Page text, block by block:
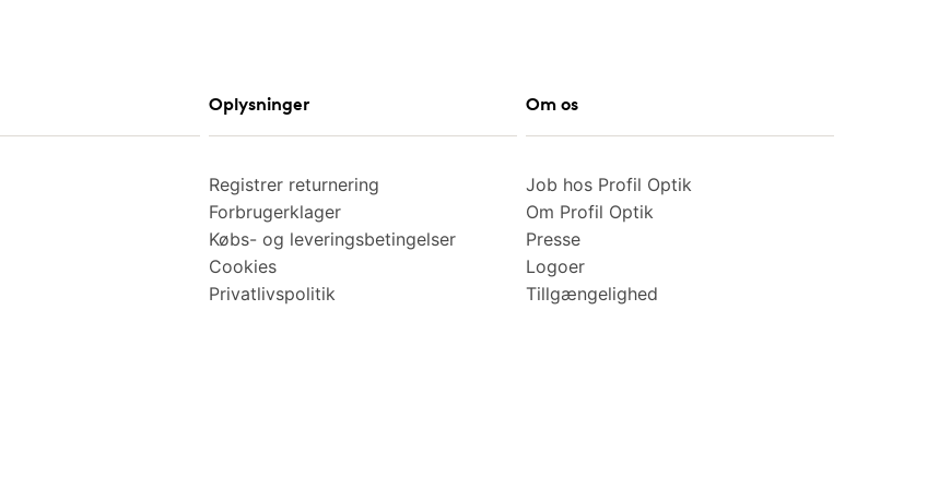
Oplysninger
Registrer returnering
Forbrugerklager
Købs- og leveringsbetingelser
Cookies
Privatlivspolitik
Om os
Job hos Profil Optik
Om Profil Optik
Presse
Logoer
Tillgængelighed